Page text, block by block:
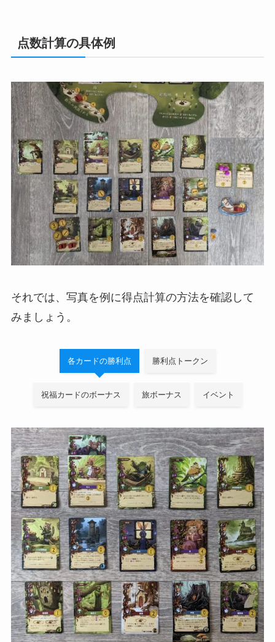
点数計算の具体例
それでは、写真を例に得点計算の方法を確認して
みましょう。
各カードの勝利点 勝利点トークン
祝福カードのボーナス 旅ボーナス イベント